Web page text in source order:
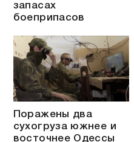
запасах
боеприпасов
Поражены два
сухогруза южнее и
восточнее Одессы